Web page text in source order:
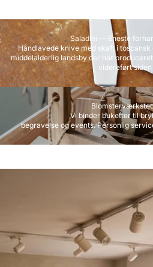
Saladini — Eneste
Håndlavede knive med skaft i
middelalderlig landsby der har
videreført siden
Vi binder buketter til
begravelse og events. Personlig